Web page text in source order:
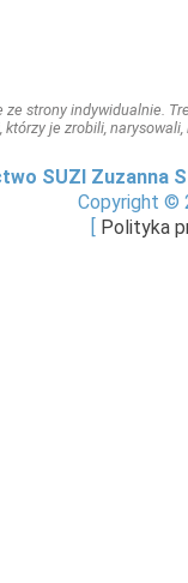
strony indywidualnie.
je zrobili,
SUZI Zuzanna
Copyright ©
[ Polityka